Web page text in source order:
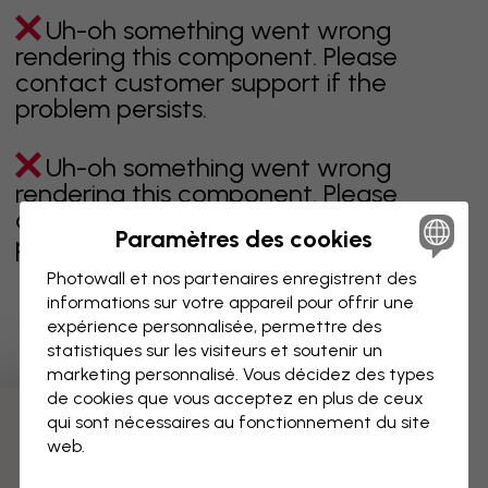
Uh-oh something went wrong
rendering this component. Please
contact customer support if the
problem persists.
Uh-oh something went wrong
rendering this component. Please
contact customer support if the
problem persists.
Page 1 sur 1 pages
Découvrez plus de catégories
Paramètres des cookies
Photowall et nos partenaires enregistrent des
informations sur votre appareil pour offrir une
expérience personnalisée, permettre des
statistiques sur les visiteurs et soutenir un
marketing personnalisé. Vous décidez des types
de cookies que vous acceptez en plus de ceux
qui sont nécessaires au fonctionnement du site
web.